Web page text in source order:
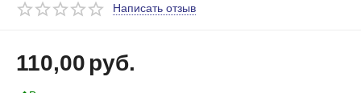
Написать отзыв
110,00руб.